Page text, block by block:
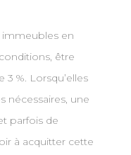
immeubles en
être
%. Lorsqu’elles
nécessaires, une
parfois de
à acquitter cette